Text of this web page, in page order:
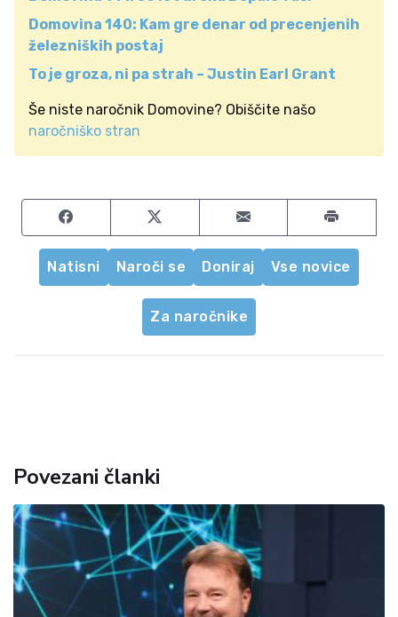
Domovina 140: Kam gre denar od precenjenih
železniških postaj
To je groza, ni pa strah – Justin Earl Grant
Še niste naročnik Domovine? Obiščite našo
naročniško stran
Share on FacebookShare on TwitterShare by email
Natisni Naroči se Doniraj Vse novice
Za naročnike
Povezani članki